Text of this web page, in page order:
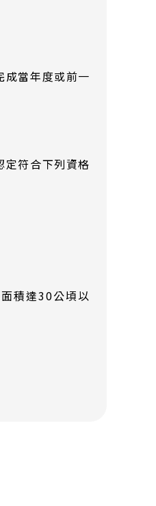
成當年度或前一
符合下列資格
積達30公頃以